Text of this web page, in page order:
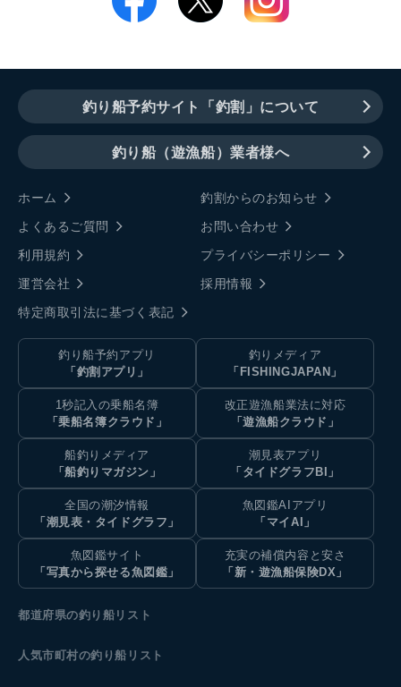
釣り船予約サイト「釣割」について
釣り船（遊漁船）業者様へ
ホーム
釣割からのお知らせ
よくあるご質問
お問い合わせ
利用規約
プライバシーポリシー
運営会社
採用情報
特定商取引法に基づく表記
釣り船予約アプリ
「釣割アプリ」
釣りメディア
「FISHINGJAPAN」
1秒記入の乗船名簿
「乗船名簿クラウド」
改正遊漁船業法に対応
「遊漁船クラウド」
船釣りメディア
「船釣りマガジン」
潮見表アプリ
「タイドグラフBI」
全国の潮汐情報
「潮見表・タイドグラフ」
魚図鑑AIアプリ
「マイAI」
魚図鑑サイト
「写真から探せる魚図鑑」
充実の補償内容と安さ
「新・遊漁船保険DX」
都道府県の釣り船リスト
人気市町村の釣り船リスト